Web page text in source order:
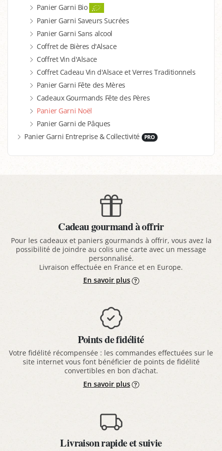
Panier Garni Bio
Panier Garni Saveurs Sucrées
Panier Garni Sans alcool
Coffret de Bières d'Alsace
Coffret Vin d'Alsace
Coffret Cadeau Vin d'Alsace et Verres Traditionnels
Panier Garni Fête des Mères
Cadeaux Gourmands Fête des Pères
Panier Garni Noël
Panier Garni de Pâques
Panier Garni Entreprise & Collectivité
PRO
Cadeau gourmand à offrir
Pour les cadeaux et paniers gourmands à offrir, vous avez la
possibilité de joindre au colis une carte avec un message
personnalisé.
Livraison effectuée en France et en Europe.
En savoir plus
Points de fidélité
Votre fidélité récompensée : les commandes effectuées sur le
site internet vous font bénéficier de points de fidélité
convertibles en bon d’achat.
En savoir plus
Livraison rapide et suivie